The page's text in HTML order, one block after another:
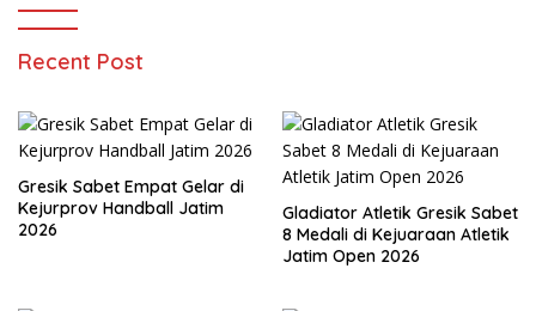
Recent Post
Gresik Sabet Empat Gelar di
Kejurprov Handball Jatim
2026
Gladiator Atletik Gresik Sabet
8 Medali di Kejuaraan Atletik
Jatim Open 2026